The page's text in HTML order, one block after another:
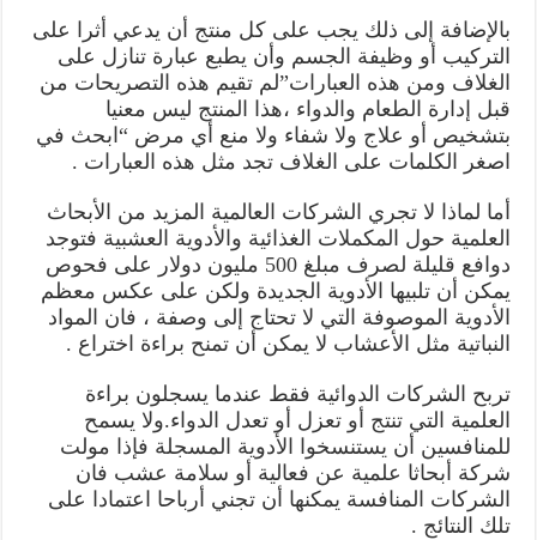
بالإضافة إلى ذلك يجب على كل منتج أن يدعي أثرا على
التركيب أو وظيفة الجسم وأن يطبع عبارة تنازل على
الغلاف ومن هذه العبارات”لم تقيم هذه التصريحات من
قبل إدارة الطعام والدواء ،هذا المنتج ليس معنيا
بتشخيص أو علاج ولا شفاء ولا منع أي مرض “ابحث في
اصغر الكلمات على الغلاف تجد مثل هذه العبارات .
أما لماذا لا تجري الشركات العالمية المزيد من الأبحاث
العلمية حول المكملات الغذائية والأدوية العشبية فتوجد
دوافع قليلة لصرف مبلغ 500 مليون دولار على فحوص
يمكن أن تلبيها الأدوية الجديدة ولكن على عكس معظم
الأدوية الموصوفة التي لا تحتاج إلى وصفة ، فان المواد
النباتية مثل الأعشاب لا يمكن أن تمنح براءة اختراع .
تربح الشركات الدوائية فقط عندما يسجلون براءة
العلمية التي تنتج أو تعزل أو تعدل الدواء.ولا يسمح
للمنافسين أن يستنسخوا الأدوية المسجلة فإذا مولت
شركة أبحاثا علمية عن فعالية أو سلامة عشب فان
الشركات المنافسة يمكنها أن تجني أرباحا اعتمادا على
تلك النتائج .